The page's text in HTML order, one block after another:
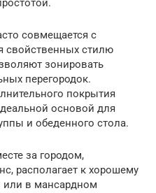
совмещается с
свойственных стилю
зонировать
перегородок.
покрытия
основой для
и обеденного стола.
за городом,
располагает к хорошему
или в мансардном